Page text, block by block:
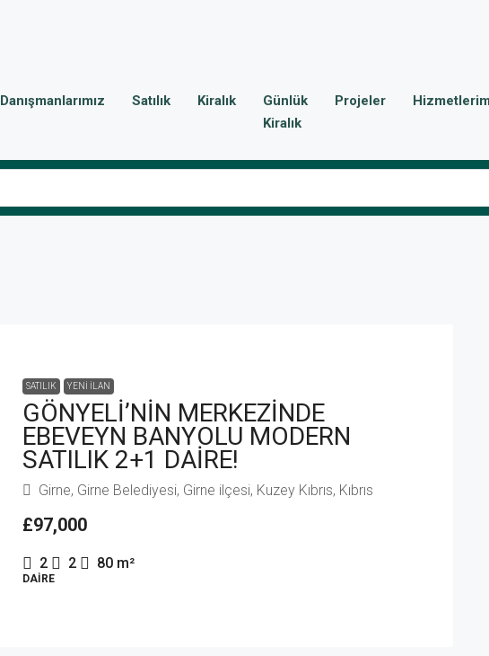
Danışmanlarımız Satılık Kiralık
Günlük
Kiralık
Projeler
SATILIK YENI İLAN
GÖNYELİ’NİN MERKEZİNDE
EBEVEYN BANYOLU MODERN
SATILIK 2+1 DAİRE!
Girne, Girne Belediyesi, Girne ilçesi, Kuzey Kıbrıs, Kıbrıs
£97,000
2 2 80 m²
DAIRE